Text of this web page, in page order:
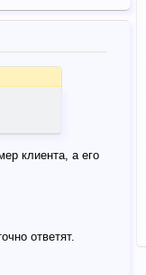
клиента, а его
ответят.